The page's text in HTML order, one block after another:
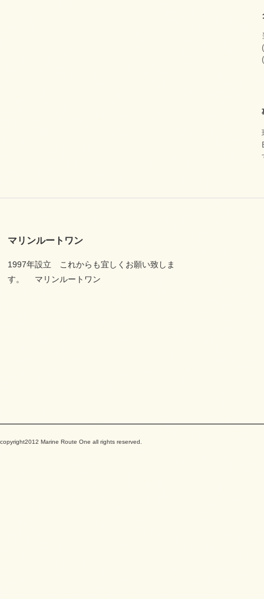
マリンルートワン
1997年設立 これからも宜しくお願い致しま
す。 マリンルートワン
copyright2012 Marine Route One all rights reserved.